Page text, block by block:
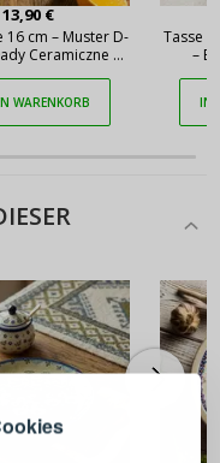
13,90 €
16 cm – Muster D-
Ceramiczne w
WARENKORB
Tasse
–
IN
Ihrem